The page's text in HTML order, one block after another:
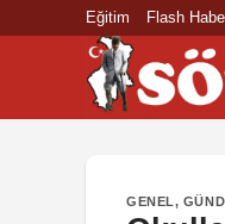
Eğitim Flash
GENEL,